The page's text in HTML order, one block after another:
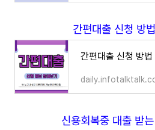
간편대출 신청 방
간편대출 신청 방법
신용회복중 대출 받